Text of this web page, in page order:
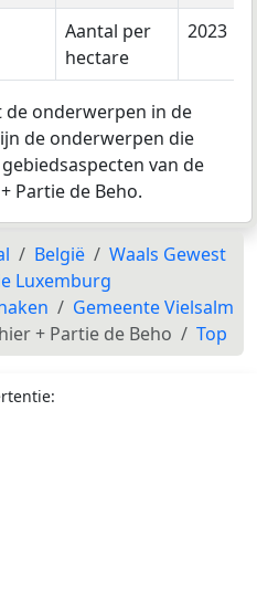
Aantal per
hectare
2023
onderwerpen in de
de onderwerpen die
van de
Partie de Beho.
België
Waals Gewest
Luxemburg
Gemeente Vielsalm
+ Partie de Beho
Top